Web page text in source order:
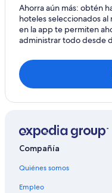
Hoteles cerca de
Hoteles cerca de
Hoteles cerca de
Hoteles cerca de
Hoteles cerca de
Ahorra aún más: obtén
hoteles seleccionados
en la app te permiten
administrar todo desde
Compañía
Quiénes somos
Empleo